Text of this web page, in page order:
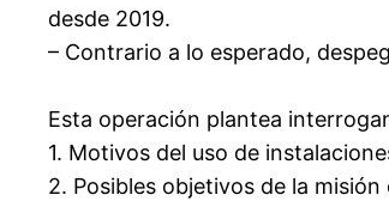
desde 2019.
– Contrario a lo esperado,
Esta operación plantea
1. Motivos del uso de
2. Posibles objetivos de la